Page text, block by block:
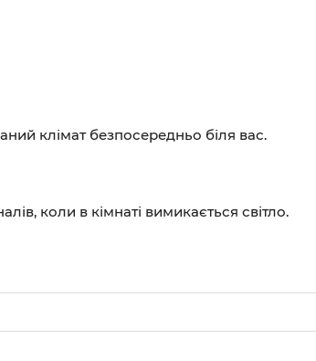
клімат безпосередньо біля вас.
коли в кімнаті вимикається світло.